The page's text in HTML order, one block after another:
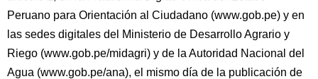
Peruano para Orientación al Ciudadano (www.gob.pe) y en
las sedes digitales del Ministerio de Desarrollo Agrario y
Riego (www.gob.pe/midagri) y de la Autoridad Nacional del
Agua (www.gob.pe/ana), el mismo día de la publicación de